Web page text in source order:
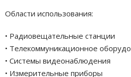
Области использования:
• Радиовещательные станции
• Телекоммуникационное
• Системы видеонаблюдения
• Измерительные приборы